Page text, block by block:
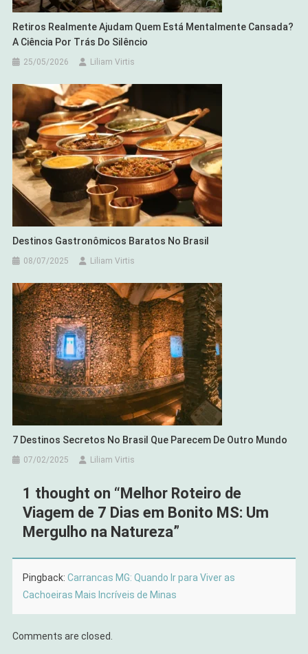
Retiros Realmente Ajudam Quem Está Mentalmente Cansada?
A Ciência Por Trás Do Silêncio
25/05/2026 Liliam Virtis
Destinos Gastronômicos Baratos No Brasil
08/07/2025 Liliam Virtis
7 Destinos Secretos No Brasil Que Parecem De Outro Mundo
07/02/2025 Liliam Virtis
1 thought on “ Melhor Roteiro de
Viagem de 7 Dias em Bonito MS: Um
Mergulho na Natureza”
Pingback: Carrancas MG: Quando Ir para Viver as
Cachoeiras Mais Incríveis de Minas
Comments are closed.